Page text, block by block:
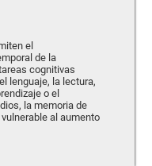
el
de la
cognitivas
lenguaje, la lectura,
o el
la memoria de
al aumento